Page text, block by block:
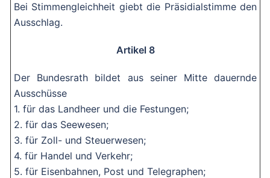
Bei Stimmengleichheit giebt die Präsidialstimme den
Ausschlag.
Artikel 8
Der Bundesrath bildet aus seiner Mitte dauernde
Ausschüsse
1. für das Landheer und die Festungen;
2. für das Seewesen;
3. für Zoll- und Steuerwesen;
4. für Handel und Verkehr;
5. für Eisenbahnen, Post und Telegraphen;